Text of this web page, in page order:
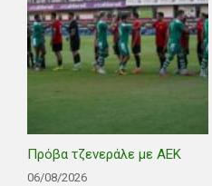
Πρόβα τζενεράλε με ΑΕΚ
06/08/2026